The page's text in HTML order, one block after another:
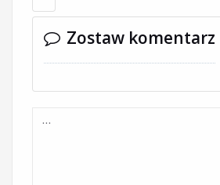
Zostaw komentarz